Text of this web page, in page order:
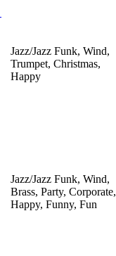
Jazz/Jazz Funk, Wind,
Trumpet, Christmas,
Happy
Jazz/Jazz Funk, Wind,
Brass, Party, Corporate,
Happy, Funny, Fun